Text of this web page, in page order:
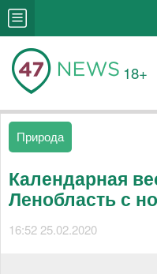
18+
Природа
Календарная
Ленобласть с
16:52 25.02.2020